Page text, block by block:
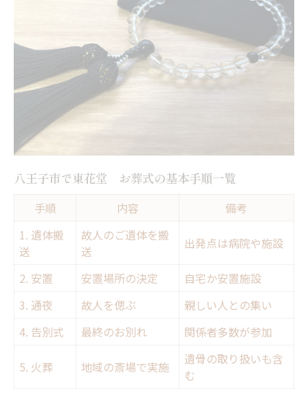
家族の想いを大切にした葬儀手順の特徴
八王子市で選ばれる理由を徹底分析
葬儀後のアフターケアも万全な東花堂
突然の訃報時に備える実践的な準備
万が一に備えた東花堂 お葬式の準備リス
ト
必要書類を事前に確認しておくポイント
家族で役割分担を明確にする重要性
遺体搬送手配の手順と流れを解説
家族で共有したい葬儀手続きポイント
東花堂 お葬式手続きの流れ早見表
家族間で情報共有する際の注意点
死亡届や火葬許可証の申請手順を確認
葬儀費用の目安と分担方法を知る
手続きミスを防ぐための実践アドバイス
八王子市での通夜から火葬の流れ
八王子市で東花堂 お葬式の基本手順一覧
手順 内容
備考
1. 遺体搬
送
故人のご遺体を搬
送
出発点は病院や施設
2. 安置 安置場所の決定
自宅か安置施設
3. 通夜
故人を偲ぶ
親しい人との集い
4. 告別式
最終のお別れ 関係者多数が参加
5. 火葬 地域の斎場で実施
遺骨の取り扱いも含
む